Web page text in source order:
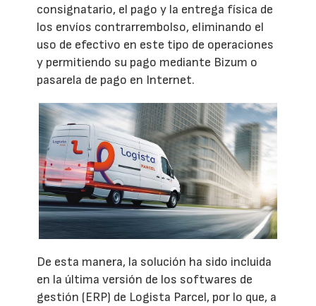
consignatario, el pago y la entrega física de
los envíos contrarrembolso, eliminando el
uso de efectivo en este tipo de operaciones
y permitiendo su pago mediante Bizum o
pasarela de pago en Internet.
De esta manera, la solución ha sido incluida
en la última versión de los softwares de
gestión (ERP) de Logista Parcel, por lo que, a